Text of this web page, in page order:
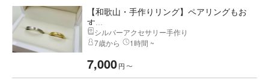
【和歌山・手作りリング】ペアリングもお
す...
シルバーアクセサリー手作り
7歳から
1時間 ~
7,000円 〜